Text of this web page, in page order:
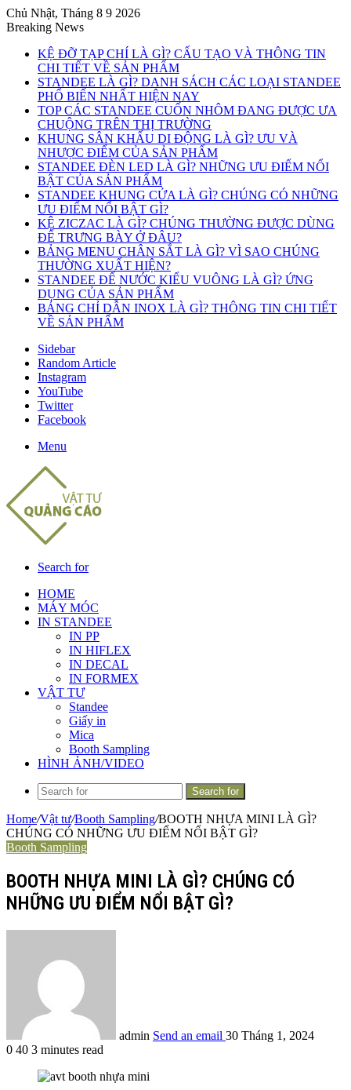
Chủ Nhật, Tháng 8 9 2026
Breaking News
KỆ ĐỠ TẠP CHÍ LÀ GÌ? CẤU TẠO VÀ THÔNG TIN
CHI TIẾT VỀ SẢN PHẨM
STANDEE LÀ GÌ? DANH SÁCH CÁC LOẠI STANDEE
PHỔ BIẾN NHẤT HIỆN NAY
TOP CÁC STANDEE CUỐN NHÔM ĐANG ĐƯỢC ƯA
CHUỘNG TRÊN THỊ TRƯỜNG
KHUNG SÂN KHẤU DI ĐỘNG LÀ GÌ? ƯU VÀ
NHƯỢC ĐIỂM CỦA SẢN PHẨM
STANDEE ĐÈN LED LÀ GÌ? NHỮNG ƯU ĐIỂM NỔI
BẬT CỦA SẢN PHẨM
STANDEE KHUNG CỬA LÀ GÌ? CHÚNG CÓ NHỮNG
ƯU ĐIỂM NỔI BẬT GÌ?
KỆ ZICZAC LÀ GÌ? CHÚNG THƯỜNG ĐƯỢC DÙNG
ĐỂ TRƯNG BÀY Ở ĐÂU?
BẢNG MENU CHÂN SẮT LÀ GÌ? VÌ SAO CHÚNG
THƯỜNG XUẤT HIỆN?
STANDEE ĐẾ NƯỚC KIỂU VUÔNG LÀ GÌ? ỨNG
DỤNG CỦA SẢN PHẨM
BẢNG CHỈ DẪN INOX LÀ GÌ? THÔNG TIN CHI TIẾT
VỀ SẢN PHẨM
Sidebar
Random Article
Instagram
YouTube
Twitter
Facebook
Menu
Search for
HOME
MÁY MÓC
IN STANDEE
IN PP
IN HIFLEX
IN DECAL
IN FORMEX
VẬT TƯ
Standee
Giấy in
Mica
Booth Sampling
HÌNH ẢNH/VIDEO
Search for
Home/Vật tư/Booth Sampling/BOOTH NHỰA MINI LÀ GÌ?
CHÚNG CÓ NHỮNG ƯU ĐIỂM NỔI BẬT GÌ?
Booth Sampling
BOOTH NHỰA MINI LÀ GÌ? CHÚNG CÓ
NHỮNG ƯU ĐIỂM NỔI BẬT GÌ?
admin Send an email 30 Tháng 1, 2024
0 40 3 minutes read